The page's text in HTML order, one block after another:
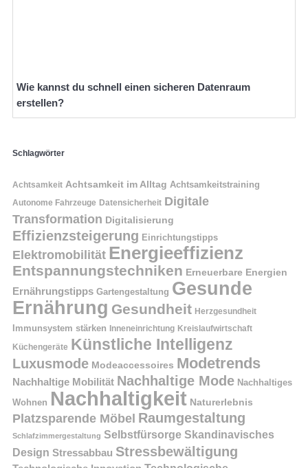
Wie kannst du schnell einen sicheren Datenraum
erstellen?
Schlagwörter
Achtsamkeit Achtsamkeit im Alltag Achtsamkeitstraining
Autonome Fahrzeuge Datensicherheit Digitale
Transformation Digitalisierung
Effizienzsteigerung Einrichtungstipps
Elektromobilität Energieeffizienz
Entspannungstechniken Erneuerbare Energien
Ernährungstipps Gartengestaltung Gesunde
Ernährung Gesundheit Herzgesundheit
Immunsystem stärken Inneneinrichtung Kreislaufwirtschaft
Küchengeräte Künstliche Intelligenz
Luxusmode Modeaccessoires Modetrends
Nachhaltige Mobilität Nachhaltige Mode Nachhaltiges
Wohnen Nachhaltigkeit Naturerlebnis
Platzsparende Möbel Raumgestaltung
Schlafzimmergestaltung Selbstfürsorge Skandinavisches
Design Stressabbau Stressbewältigung